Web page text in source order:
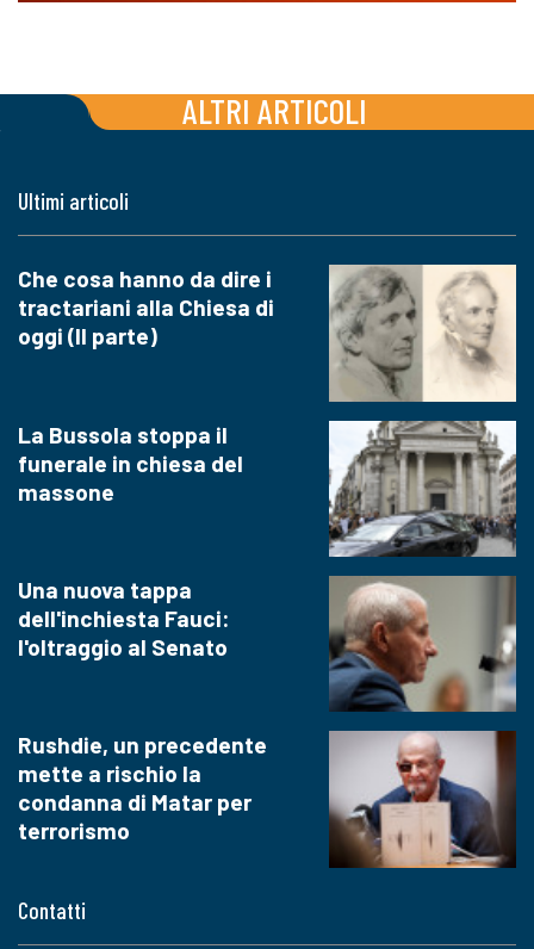
ALTRI ARTICOLI
Contatti
Ultimi articoli
Che cosa hanno da dire i
tractariani alla Chiesa di
oggi (II parte)
La Bussola stoppa il
funerale in chiesa del
massone
Una nuova tappa
dell'inchiesta Fauci:
l'oltraggio al Senato
Rushdie, un precedente
mette a rischio la
condanna di Matar per
terrorismo